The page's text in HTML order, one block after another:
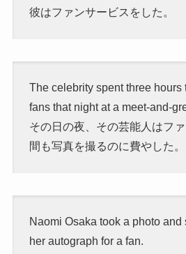
彼はファンサービスをした。
The celebrity spent three hours
fans that night at a meet-and-
その日の夜、その芸能人はフ
間も写真を撮るのに費やした。
Naomi Osaka took a photo and
her autograph for a fan.